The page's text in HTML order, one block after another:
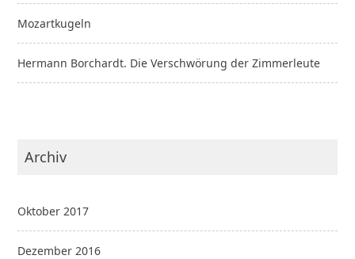
Mozartkugeln
Hermann Borchardt. Die Verschwörung der Zimmerleute
Archiv
Oktober 2017
Dezember 2016